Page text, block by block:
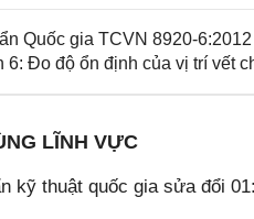
Quốc gia TCVN 8920-
6: Đo độ ổn định của vị trí vết
LĨNH VỰC
kỹ thuật quốc gia sửa đổi